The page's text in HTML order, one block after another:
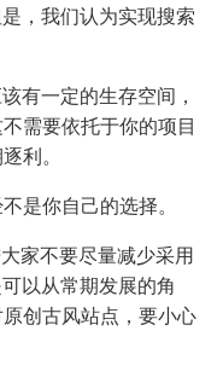
，我们认为实现搜索
有一定的生存空间，
需要依托于你的项目
利。
是你自己的选择。
家不要尽量减少采用
以从常期发展的角
创古风站点，要小心